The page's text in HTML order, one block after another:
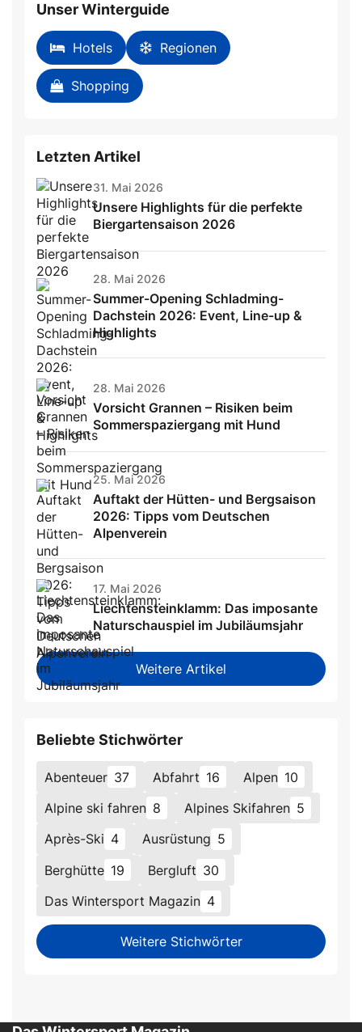
Unser Winterguide
Hotels Regionen
Shopping
Letzten Artikel
31. Mai 2026
Unsere Highlights für die perfekte
Biergartensaison 2026
28. Mai 2026
Summer-Opening Schladming-
Dachstein 2026: Event, Line-up &
Highlights
28. Mai 2026
Vorsicht Grannen – Risiken beim
Sommerspaziergang mit Hund
25. Mai 2026
Auftakt der Hütten- und Bergsaison
2026: Tipps vom Deutschen
Alpenverein
17. Mai 2026
Liechtensteinklamm: Das imposante
Naturschauspiel im Jubiläumsjahr
Weitere Artikel
Beliebte Stichwörter
Abenteuer 37 Abfahrt 16 Alpen 10
Alpine ski fahren 8 Alpines Skifahren 5
Après-Ski 4 Ausrüstung 5
Berghütte 19 Bergluft 30
Das Wintersport Magazin 4
Weitere Stichwörter